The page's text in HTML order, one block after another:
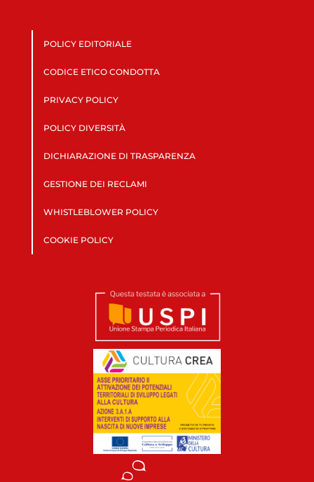
POLICY EDITORIALE
CODICE ETICO CONDOTTA
PRIVACY POLICY
POLICY DIVERSITÀ
DICHIARAZIONE DI TRASPARENZA
GESTIONE DEI RECLAMI
WHISTLEBLOWER POLICY
COOKIE POLICY